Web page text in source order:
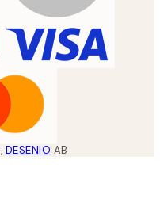
, DESENIO AB